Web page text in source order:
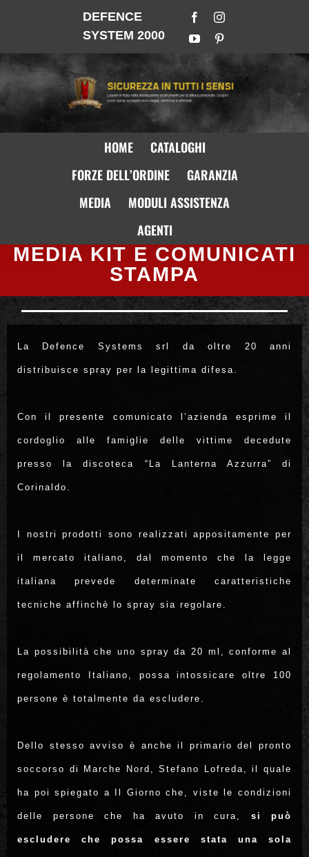
DEFENCE
SYSTEM 2000
HOME
CATALOGHI
FORZE DELL’ORDINE
GARANZIA
MEDIA
MODULI ASSISTENZA
AGENTI
MEDIA KIT E COMUNICATI
STAMPA
La Defence Systems srl da oltre 20 anni
distribuisce spray per la legittima difesa.
Con il presente comunicato l’azienda esprime il
cordoglio alle famiglie delle vittime decedute
presso la discoteca “La Lanterna Azzurra” di
Corinaldo.
I nostri prodotti sono realizzati appositamente per
il mercato italiano, dal momento che la legge
italiana prevede determinate caratteristiche
tecniche affinchè lo spray sia regolare.
La possibilità che uno spray da 20 ml, conforme al
regolamento Italiano, possa intossicare oltre 100
persone è totalmente da escludere.
Dello stesso avviso è anche il primario del pronto
soccorso di Marche Nord, Stefano Lofreda, il quale
ha poi spiegato a Il Giorno che, viste le condizioni
delle persone che ha avuto in cura, si può
escludere che possa essere stata una sola